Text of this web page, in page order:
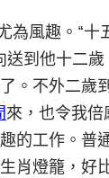
為風趣。“
送到他十二
。不外二歲
來，也令我
的工作。普
肖燈籠，好